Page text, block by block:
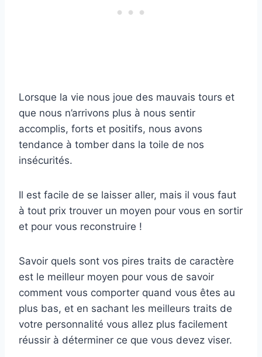
Lorsque la vie nous joue des mauvais tours et
que nous n’arrivons plus à nous sentir
accomplis, forts et positifs, nous avons
tendance à tomber dans la toile de nos
insécurités.
Il est facile de se laisser aller, mais il vous faut
à tout prix trouver un moyen pour vous en sortir
et pour vous reconstruire !
Savoir quels sont vos pires traits de caractère
est le meilleur moyen pour vous de savoir
comment vous comporter quand vous êtes au
plus bas, et en sachant les meilleurs traits de
votre personnalité vous allez plus facilement
réussir à déterminer ce que vous devez viser.